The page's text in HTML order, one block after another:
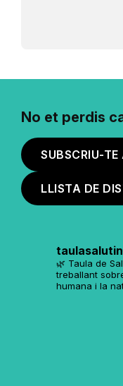
No et perdis
SUBSCRIU-
LLISTA DE
🌿 Taula de
treballant
humana i la